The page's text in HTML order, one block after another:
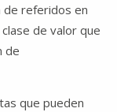
de referidos en
de valor que
de
que pueden